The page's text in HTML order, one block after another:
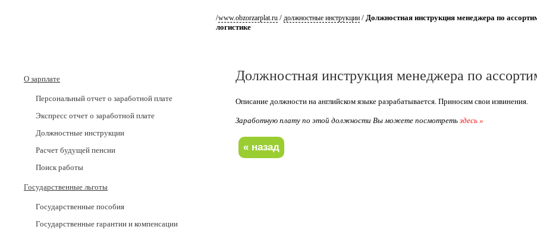
/www.obzorzarplat.ru/ должностные инструкции/ Должностная инструкция менеджера по
логистике
О зарплате
Персональный отчет о заработной плате
Экспресс отчет о заработной плате
Должностные инструкции
Расчет будущей пенсии
Поиск работы
Государственные льготы
Государственные пособия
Государственные гарантии и компенсации
Должностная инструкция менеджера по
Описание должности на английском языке разрабатывается. Приносим свои извинения.
Заработную плату по этой должности Вы можете посмотретьздесь »